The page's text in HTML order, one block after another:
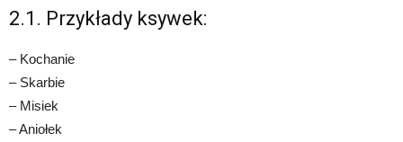
2.1. Przykłady ksywek:
– Kochanie
– Skarbie
– Misiek
– Aniołek